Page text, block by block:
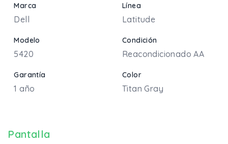
Marca
Dell
Línea
Latitude
Modelo
5420
Condición
Reacondicionado AA
Garantía
1 año
Color
Titan Gray
Pantalla